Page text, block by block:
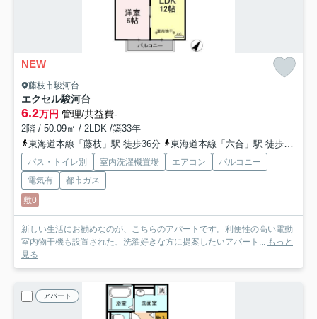
NEW
藤枝市駿河台
エクセル駿河台
6.2万円 管理/共益費-
2階 / 50.09㎡ / 2LDK /築33年
東海道本線「藤枝」駅 徒歩36分
東海道本線「六合」駅 徒歩66分
バス・トイレ別 室内洗濯機置場 エアコン
バルコニー
電気有
都市ガス
敷0
新しい生活にお勧めなのが、こちらのアパートです。利便性の高い電動
室内物干機も設置された、洗濯好きな方に提案したいアパート...
もっと
見る
アパート